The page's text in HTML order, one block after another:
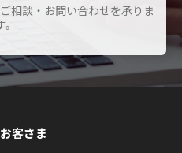
相談・お問い合わせを承りま
客さま